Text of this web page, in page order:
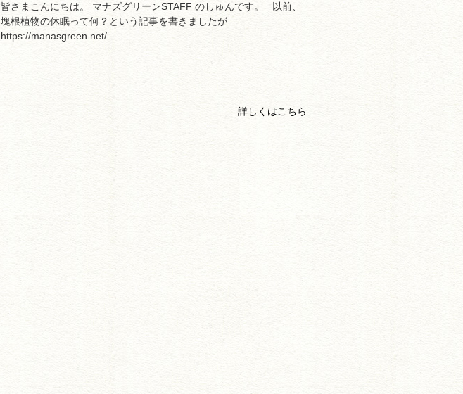
皆さまこんにちは。 マナズグリーンSTAFF のしゅんです。 以前、
塊根植物の休眠って何？という記事を書きましたが
https://manasgreen.net/...
詳しくはこちら